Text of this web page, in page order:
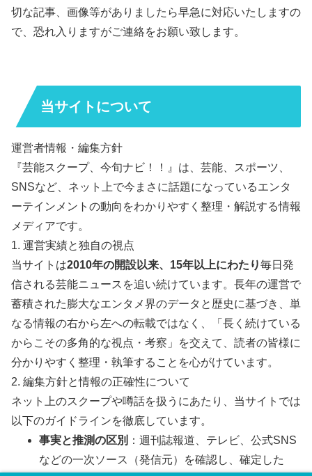
切な記事、画像等がありましたら早急に対応いたしますの
で、恐れ入りますがご連絡をお願い致します。
当サイトについて
運営者情報・編集方針
『芸能スクープ、今旬ナビ！！』は、芸能、スポーツ、
SNSなど、ネット上で今まさに話題になっているエンタ
ーテインメントの動向をわかりやすく整理・解説する情報
メディアです。
1. 運営実績と独自の視点
当サイトは2010年の開設以来、15年以上にわたり毎日発
信される芸能ニュースを追い続けています。長年の運営で
蓄積された膨大なエンタメ界のデータと歴史に基づき、単
なる情報の右から左への転載ではなく、「長く続けている
からこその多角的な視点・考察」を交えて、読者の皆様に
分かりやすく整理・執筆することを心がけています。
2. 編集方針と情報の正確性について
ネット上のスクープや噂話を扱うにあたり、当サイトでは
以下のガイドラインを徹底しています。
事実と推測の区別 ：週刊誌報道、テレビ、公式SNS
などの一次ソース（発信元）を確認し、確定した